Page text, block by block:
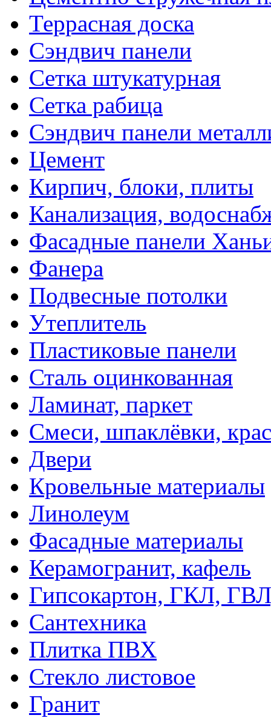
Террасная доска
Сэндвич панели
Сетка штукатурная
Сетка рабица
Сэндвич панели
Цемент
Кирпич, блоки, плиты
Канализация,
Фасадные панели
Фанера
Подвесные потолки
Утеплитель
Пластиковые панели
Сталь оцинкованная
Ламинат, паркет
Смеси, шпаклёвки,
Двери
Кровельные материалы
Линолеум
Фасадные материалы
Керамогранит, кафель
Гипсокартон, ГКЛ,
Сантехника
Плитка ПВХ
Стекло листовое
Гранит